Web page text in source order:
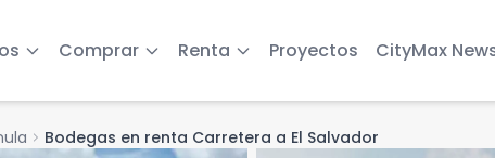
Comprar Renta Proyectos CityMax
chevron_right Bodegas en renta Carretera a El Salvador